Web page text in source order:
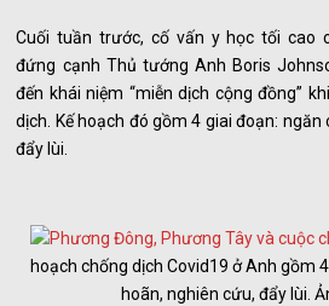
Cuối tuần trước, cố vấn y học tối cao
đứng cạnh Thủ tướng Anh Boris
đến khái niệm “miễn dịch cộng đồng”
dịch. Kế hoạch đó gồm 4 giai đoạn:
đẩy lùi.
hoạch chống dịch Covid19 ở Anh gồm
hoãn, nghiên cứu, đẩy lùi.